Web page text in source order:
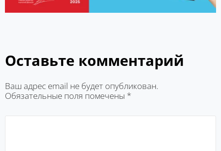
Оставьте комментарий
Ваш адрес email не будет опубликован.
Обязательные поля помечены *